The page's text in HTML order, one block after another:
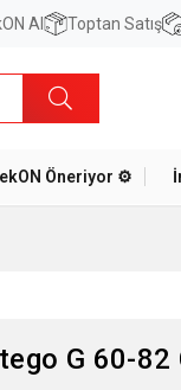
AI Toptan Satış
Öneriyor ⚙️
G 60-